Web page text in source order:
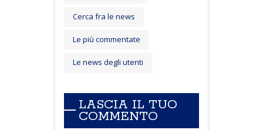
Cerca fra le news
Le più commentate
Le news degli utenti
LASCIA IL TUO
COMMENTO